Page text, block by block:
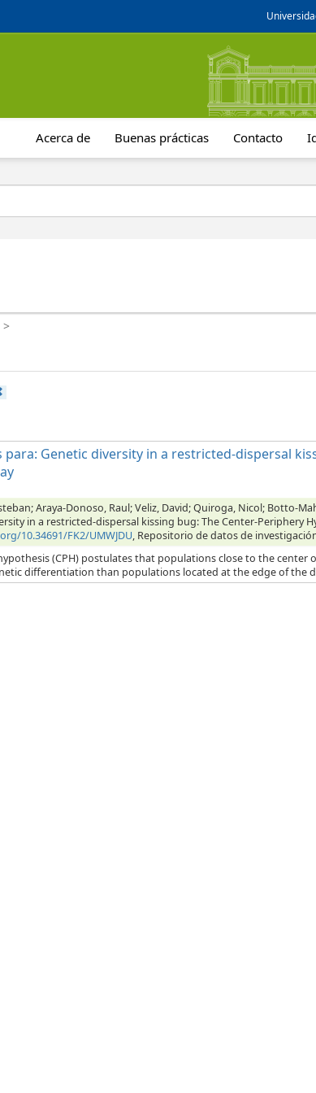
Acerca de Buenas prácticas Contacto
>
para: Genetic diversity in a restricted-dispersal
Araya-Donoso, Raul; Veliz, David; Quiroga, Nicol; Botto-
in a restricted-dispersal kissing bug: The Center-Periphery
10.34691/FK2/UMWJDU, Repositorio de datos de
(CPH) postulates that populations close to the center
differentiation than populations located at the edge of the